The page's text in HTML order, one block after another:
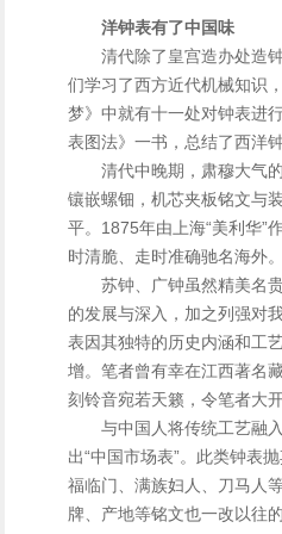
洋钟表有了中国味
清代除了皇宫造办处造
们学习了西方近代机械知识
梦》中就有十一处对钟表进
表图法》一书，总结了西洋
清代中晚期，肃穆大气
镶嵌螺钿，机芯夹板铭文与
平。1875年由上海“美利华”
时清脆、走时准确驰名海外
苏钟、广钟虽然精美名
的发展与深入，加之列强对
表因其独特的历史内涵和工
增。笔者曾有幸在江西著名
刻铃音宛若天籁，令笔者大开
与中国人将传统工艺融
出“中国市场表”。此类钟表
福临门、满族妇人、刀马人
牌、产地等铭文也一改以往